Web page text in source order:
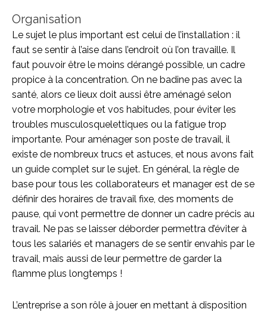
Organisation
Le sujet le plus important est celui de l’installation : il
faut se sentir à l’aise dans l’endroit où l’on travaille. Il
faut pouvoir être le moins dérangé possible, un cadre
propice à la concentration. On ne badine pas avec la
santé, alors ce lieux doit aussi être aménagé selon
votre morphologie et vos habitudes, pour éviter les
troubles musculosquelettiques ou la fatigue trop
importante. Pour aménager son poste de travail, il
existe de nombreux trucs et astuces, et nous avons fait
un guide complet sur le sujet. En général, la règle de
base pour tous les collaborateurs et manager est de se
définir des horaires de travail fixe, des moments de
pause, qui vont permettre de donner un cadre précis au
travail. Ne pas se laisser déborder permettra d’éviter à
tous les salariés et managers de se sentir envahis par le
travail, mais aussi de leur permettre de garder la
flamme plus longtemps !
L’entreprise a son rôle à jouer en mettant à disposition